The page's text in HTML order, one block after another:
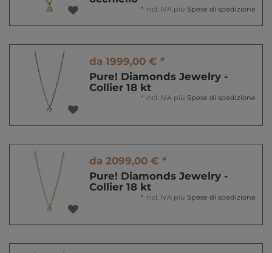
* incl. IVA più Spese di spedizione
da 1999,00 € *
Pure! Diamonds Jewelry -
Collier 18 kt
* incl. IVA più Spese di spedizione
da 2099,00 € *
Pure! Diamonds Jewelry -
Collier 18 kt
* incl. IVA più Spese di spedizione